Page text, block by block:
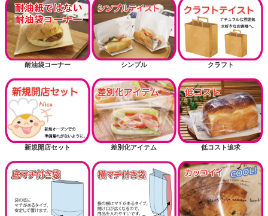
耐油袋コーナー シンプル クラフト
新規開店セット 差別化アイテム 低コスト追求